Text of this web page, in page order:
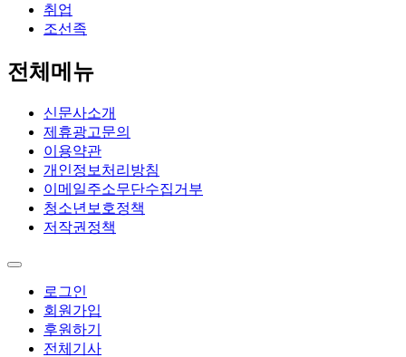
취업
조선족
전체메뉴
신문사소개
제휴광고문의
이용약관
개인정보처리방침
이메일주소무단수집거부
청소년보호정책
저작권정책
로그인
회원가입
후원하기
전체기사